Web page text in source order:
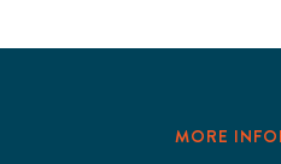
MORE